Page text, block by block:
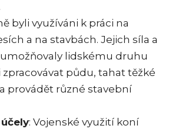
byli využíváni k práci na
a na stavbách. Jejich síla a
lidskému druhu
půdu, tahat těžké
provádět různé stavební
: Vojenské využití koní